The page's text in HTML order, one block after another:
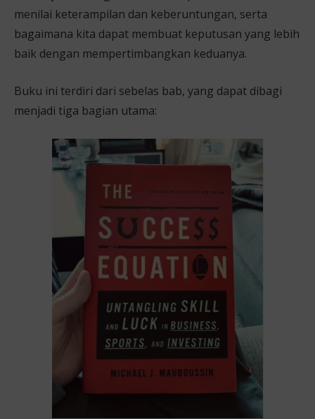
menilai keterampilan dan keberuntungan, serta
bagaimana kita dapat membuat keputusan yang lebih
baik dengan mempertimbangkan keduanya.
Buku ini terdiri dari sebelas bab, yang dapat dibagi
menjadi tiga bagian utama: